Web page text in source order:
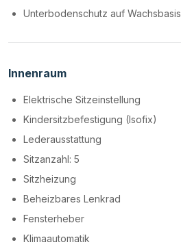
Unterbodenschutz auf Wachsbasis
Innenraum
Elektrische Sitzeinstellung
Kindersitzbefestigung (Isofix)
Lederausstattung
Sitzanzahl: 5
Sitzheizung
Beheizbares Lenkrad
Fensterheber
Klimaautomatik